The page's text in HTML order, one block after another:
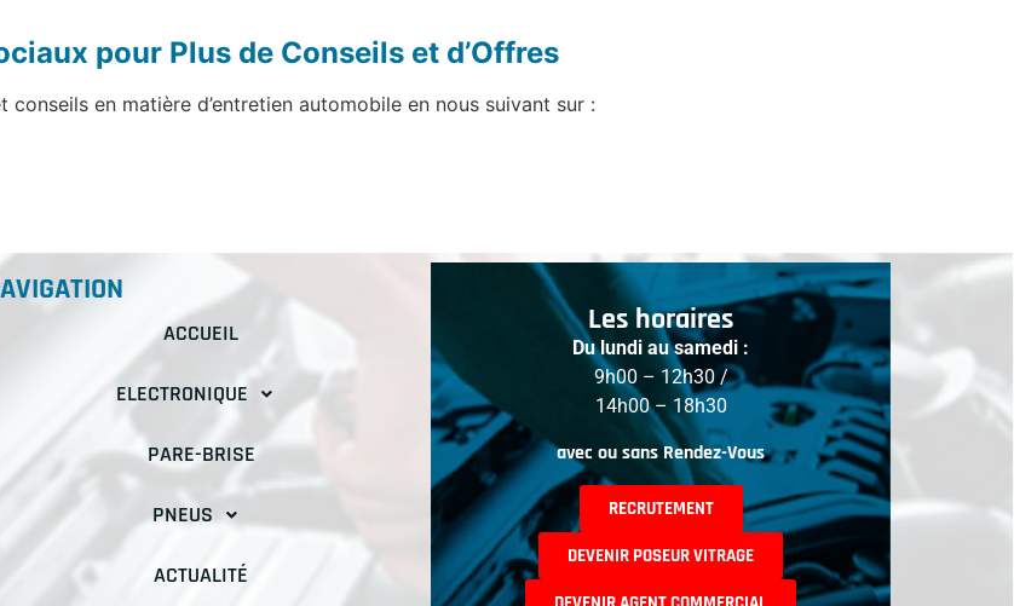
pour Plus de Conseils et d’Offres
en matière d’entretien automobile en nous suivant sur :
ACCUEIL
ELECTRONIQUE
PARE-BRISE
PNEUS
ACTUALITÉ
Les horaires
Du lundi au samedi :
9h00 – 12h30 /
14h00 – 18h30
avec ou sans Rendez-Vous
RECRUTEMENT
DEVENIR POSEUR VITRAGE